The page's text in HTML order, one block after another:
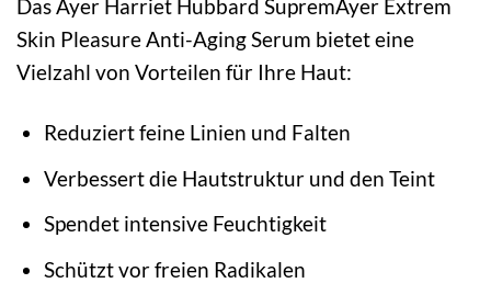
Das Ayer Harriet Hubbard SupremAyer Extrem
Skin Pleasure Anti-Aging Serum bietet eine
Vielzahl von Vorteilen für Ihre Haut:
Reduziert feine Linien und Falten
Verbessert die Hautstruktur und den Teint
Spendet intensive Feuchtigkeit
Schützt vor freien Radikalen